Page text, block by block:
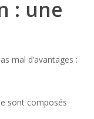
: une
mal d’avantages :
sont composés